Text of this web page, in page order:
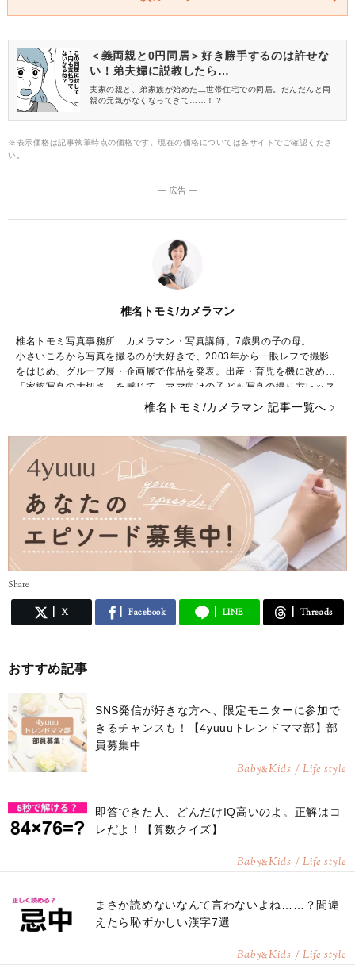
＜義両親と0円同居＞好き勝手するのは許せな
い！弟夫婦に説教したら…
実家の親と、弟家族が始めた二世帯住宅での同居。だんだんと両
親の元気がなくなってきて……！？
※表示価格は記事執筆時点の価格です。現在の価格については各サイトでご確認くださ
い。
― 広告 ―
椎名トモミ/カメラマン
椎名トモミ写真事務所 カメラマン・写真講師。7歳男の子の母。
小さいころから写真を撮るのが大好きで、2003年から一眼レフで撮影
をはじめ、グループ展・企画展で作品を発表。出産・育児を機に改めて
「家族写真の大切さ」を感じて、ママ向けの子ども写真の撮り方レッス
ンと家族写真の出張撮影サービスを始める。
は毎回満席になるほどの人気。
開講から４年間で延べ１５００名が受講。
昔から文章を書くのが好きで（小学生のころの夢は小説家）執筆の仕事
や、人前で話すのが得意なのでイベントでのレッスンや女性起業家とし
ての講演なども行っています。
■インスタグラム
@stomomia
@kazokuphoto
■ブログ：「子連れOK！プロのような子ども写真が撮れるママのための
写真教室アトリエフェリーチェ」
■レッスン情報
■ホームページ：
「ステキな子ども写真の撮り方教室アトリエフェリーチェ」
https://www.kazokuphoto.jp/
「椎名トモミ写真事務所」
■通信講座：「プロのような子ども写真が撮れる通信講座アトリエフェ
リーチェ」
椎名トモミ/カメラマン 記事一覧へ
Share
X Facebook LINE Threads
おすすめ記事
SNS発信が好きな方へ、限定モニターに参加で
きるチャンスも！【4yuuuトレンドママ部】部
員募集中
Baby&Kids / Life style
即答できた人、どんだけIQ高いのよ。正解はコ
レだよ！【算数クイズ】
Baby&Kids / Life style
まさか読めないなんて言わないよね……？間違
えたら恥ずかしい漢字7選
Baby&Kids / Life style